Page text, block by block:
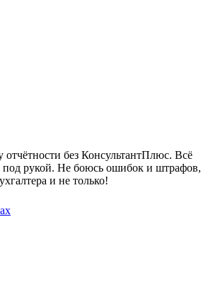
отчётности без КонсультантПлюс. Всё
под рукой. Не боюсь ошибок и штрафов,
и не только!